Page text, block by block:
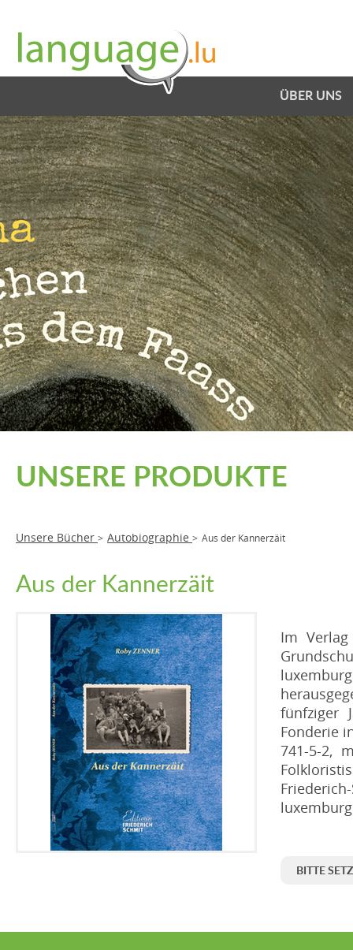
ÜBER UNS
UNSERE PRODUKTE
Unsere Bücher > Autobiographie > Aus der Kannerzäit
Aus der Kannerzäit
Im
fünfziger
Fonderie
741-5-2,
BITTE